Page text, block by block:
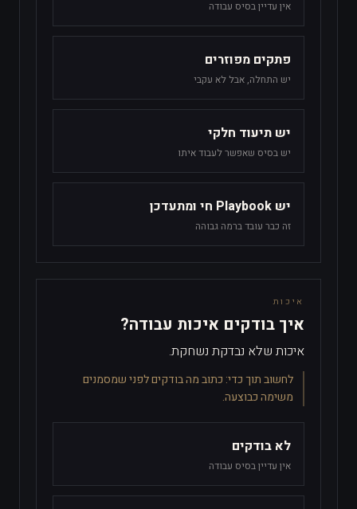
אין עדיין בסיס עבודה
פתקים מפוזרים
יש התחלה, אבל לא עקבי
יש תיעוד חלקי
יש בסיס שאפשר לעבוד איתו
יש Playbook חי ומתעדכן
זה כבר עובד ברמה גבוהה
איכות
איך בודקים איכות עבודה?
איכות שלא נבדקת נשחקת.
לחשוב תוך כדי: כתוב מה בודקים לפני שמסמנים
משימה כבוצעה.
לא בודקים
אין עדיין בסיס עבודה